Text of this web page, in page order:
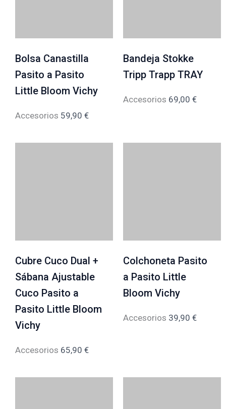
Bolsa Canastilla
Pasito a Pasito
Little Bloom Vichy
Accesorios 59,90 €
Bandeja Stokke
Tripp Trapp TRAY
Accesorios 69,00 €
Cubre Cuco Dual +
Sábana Ajustable
Cuco Pasito a
Pasito Little Bloom
Vichy
Accesorios 65,90 €
Colchoneta Pasito
a Pasito Little
Bloom Vichy
Accesorios 39,90 €